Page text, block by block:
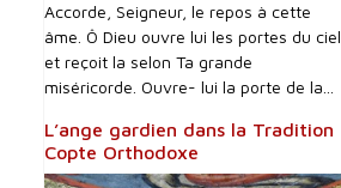
Accorde, Seigneur, le repos à cette
âme. Ô Dieu ouvre lui les portes du ciel
et reçoit la selon Ta grande
miséricorde. Ouvre- lui la porte de la...
L’ange gardien dans la Tradition
Copte Orthodoxe